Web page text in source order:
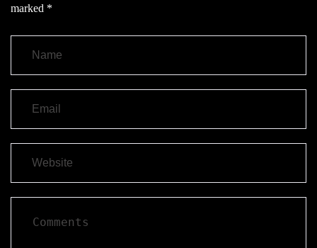
marked *